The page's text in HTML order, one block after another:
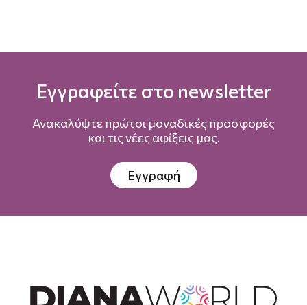
Εγγραφείτε στο newsletter
Ανακαλύψτε πρώτοι μοναδικές προσφορές
και τις νέες αφίξεις μας.
Εγγραφή